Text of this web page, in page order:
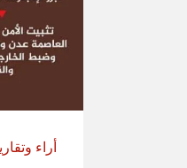
أراء